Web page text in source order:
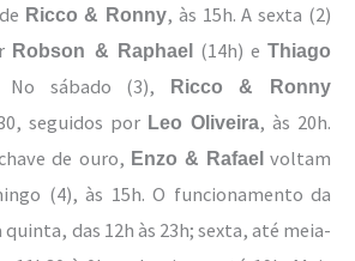
Ricco & Ronny, às 15h. A sexta (2)
Robson & Raphael(14h) e Thiago
No sábado (3), Ricco & Ronny
seguidos por Leo Oliveira, às 20h.
de ouro, Enzo & Rafaelvoltam
(4), às 15h. O funcionamento da
quinta, das 12h às 23h; sexta, até meia-